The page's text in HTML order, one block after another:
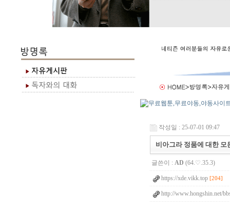
작성일 : 25-07-01 09:47
비아그라 정품에 대한 모
글쓴이 : AD (64.♡.35.3)
https://xde.vikk.top [204]
http://www.hongshin.net/